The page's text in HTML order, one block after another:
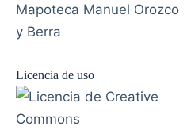
Mapoteca Manuel Orozco
y Berra
Licencia de uso